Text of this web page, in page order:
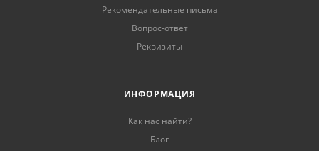
Рекомендательные письма
Вопрос-ответ
Реквизиты
ИНФОРМАЦИЯ
Как нас найти?
Блог